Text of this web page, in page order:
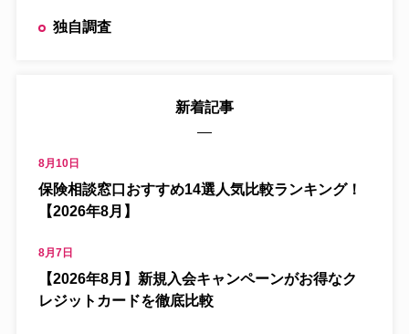
独自調査
新着記事
8月10日
保険相談窓口おすすめ14選人気比較ランキング！
【2026年8月】
8月7日
【2026年8月】新規入会キャンペーンがお得なク
レジットカードを徹底比較